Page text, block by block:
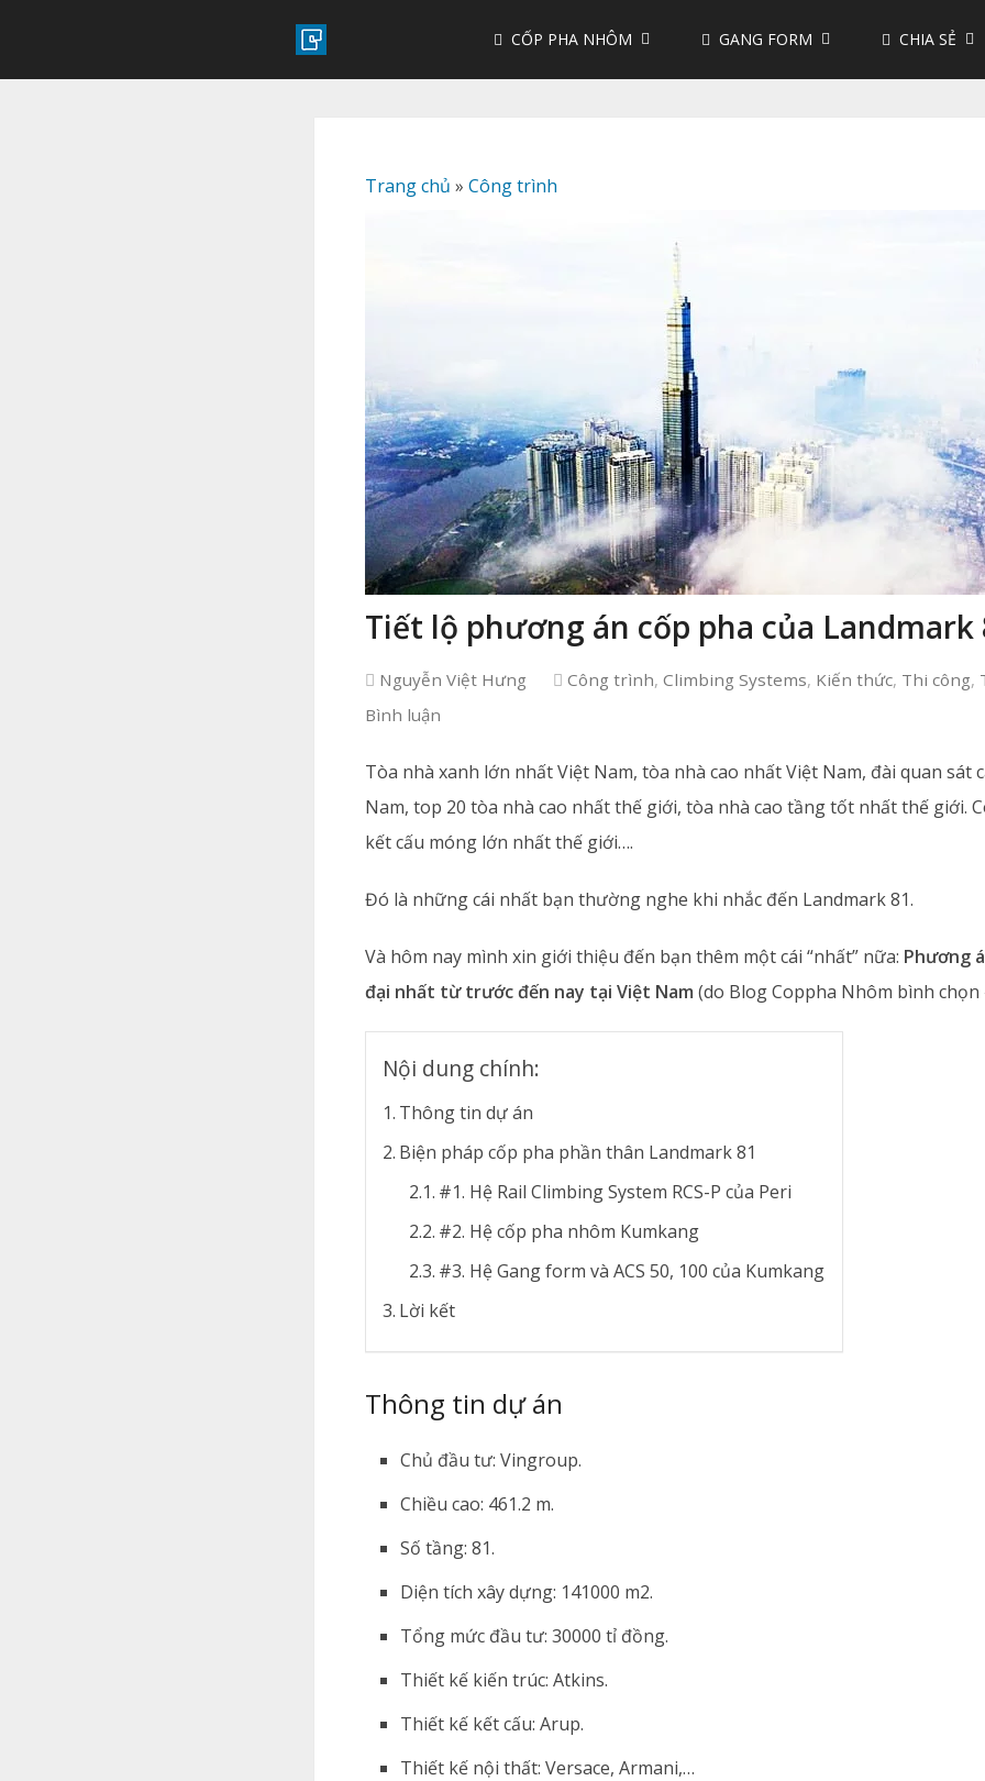
CỐP PHA NHÔM GANG FORM CHIA SẺ
Trang chủ »Công trình
Tiết lộ phương án cốp pha của Landmark
Nguyễn Việt Hưng Công trình,Climbing Systems, Kiến thức, Thi công,
Bình luận
Tòa nhà xanh lớn nhất Việt Nam, tòa nhà cao nhất Việt Nam, đài quan sát
Nam, top 20 tòa nhà cao nhất thế giới, tòa nhà cao tầng tốt nhất thế giới.
kết cấu móng lớn nhất thế giới….
Đó là những cái nhất bạn thường nghe khi nhắc đến Landmark 81.
Và hôm nay mình xin giới thiệu đến bạn thêm một cái “nhất” nữa: Phương
đại nhất từ trước đến nay tại Việt Nam (do Blog Coppha Nhôm bình chọn
Nội dung chính:
Thông tin dự án
Biện pháp cốp pha phần thân Landmark 81
#1. Hệ Rail Climbing System RCS-P của Peri
#2. Hệ cốp pha nhôm Kumkang
#3. Hệ Gang form và ACS 50, 100 của Kumkang
Lời kết
Thông tin dự án
Chủ đầu tư: Vingroup.
Chiều cao: 461.2 m.
Số tầng: 81.
Diện tích xây dựng: 141000 m2.
Tổng mức đầu tư: 30000 tỉ đồng.
Thiết kế kiến trúc: Atkins.
Thiết kế kết cấu: Arup.
Thiết kế nội thất: Versace, Armani,…